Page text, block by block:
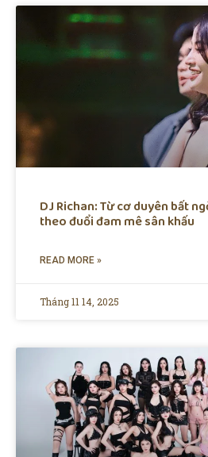
DJ Richan: Từ cơ duyên bất
theo đuổi đam mê sân khấu
READ MORE »
Tháng 11 14, 2025